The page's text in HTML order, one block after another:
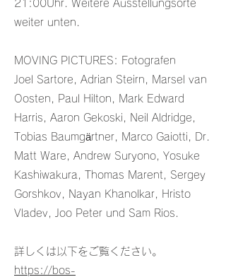
21:00Uhr. Weitere Ausstellungsorte
weiter unten.
MOVING PICTURES: Fotografen
Joel Sartore, Adrian Steirn, Marsel van
Oosten, Paul Hilton, Mark Edward
Harris, Aaron Gekoski, Neil Aldridge,
Tobias Baumgärtner, Marco Gaiotti, Dr.
Matt Ware, Andrew Suryono, Yosuke
Kashiwakura, Thomas Marent, Sergey
Gorshkov, Nayan Khanolkar, Hristo
Vladev, Joo Peter und Sam Rios.
詳しくは以下をご覧ください。
https://bos-